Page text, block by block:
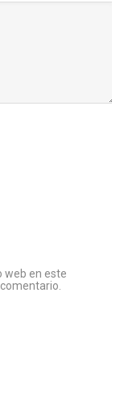
web en este